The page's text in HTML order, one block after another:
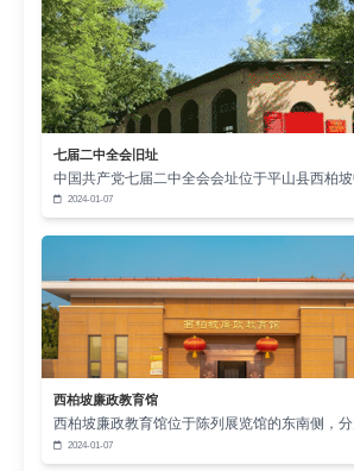
1947年7月12日，中央工委在西柏坡
然，为了适应战争环境的需要，中央
称“工校”和“劳大”。刘少奇任校长，
称胡校长(胡服，刘少奇化名)、朱校
中央工委进驻西柏坡之后，帮助
七届二中全会旧址
中国共产党七届二中全会会址位于平山县西柏
2024-01-07
西柏坡廉政教育馆
西柏坡廉政教育馆位于陈列展览馆的东南侧，
2024-01-07